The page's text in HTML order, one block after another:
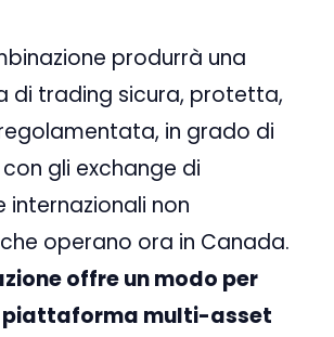
produrrà una
di trading sicura, protetta,
in grado di
gli exchange di
non
operano ora in Canada.
offre un modo per
piattaforma multi-asset